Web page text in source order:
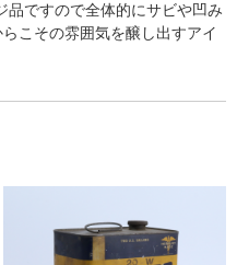
品ですので全体的にサビや凹み
こその雰囲気を醸し出すアイ